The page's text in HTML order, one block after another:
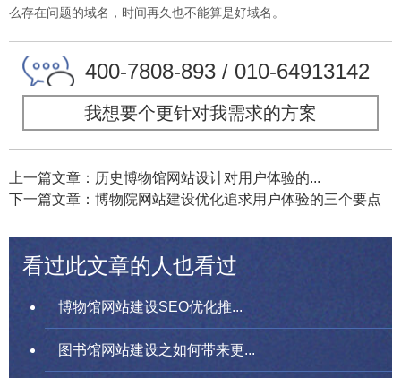
么存在问题的域名，时间再久也不能算是好域名。
400-7808-893 / 010-64913142
我想要个更针对我需求的方案
上一篇文章：历史博物馆网站设计对用户体验的...
下一篇文章：博物院网站建设优化追求用户体验的三个要点
看过此文章的人也看过
博物馆网站建设SEO优化推...
图书馆网站建设之如何带来更...